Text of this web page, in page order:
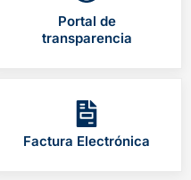
Portal de
transparencia
Factura Electrónica